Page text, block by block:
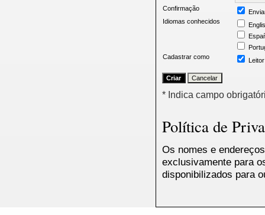
Confirmação
Idiomas conhecidos
Cadastrar como
Leitor
* Indica campo
Política de
Os nomes e
exclusivamente para
disponibilizados para